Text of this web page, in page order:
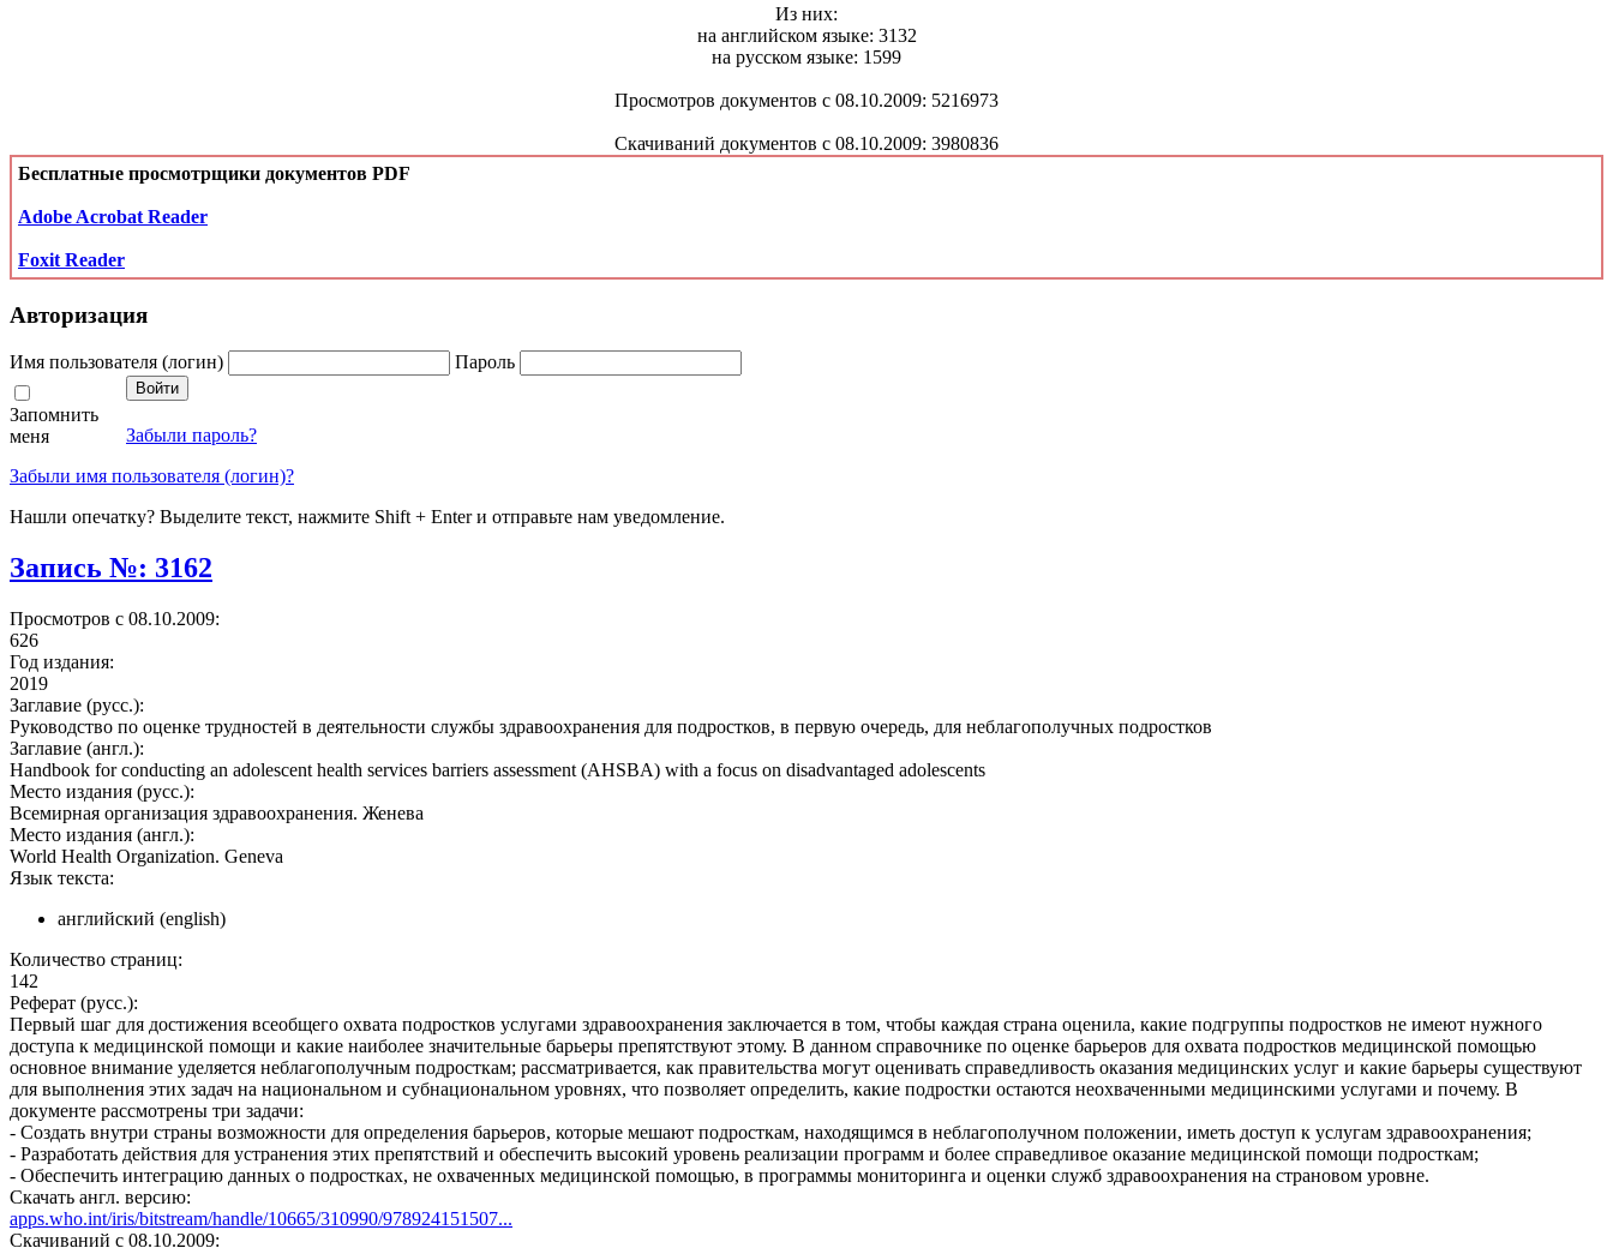
Из них:
на английском языке: 3132
на русском языке: 1599
Просмотров документов с 08.10.2009: 5216973
Скачиваний документов с 08.10.2009: 3980836
Бесплатные просмотрщики документов PDF
Adobe Acrobat Reader
Foxit Reader
Авторизация
Имя пользователя (логин) Пароль
Запомнить
меня
Забыли пароль?
Забыли имя пользователя (логин)?
Нашли опечатку? Выделите текст, нажмите Shift + Enter и отправьте нам уведомление.
Запись №: 3162
Просмотров с 08.10.2009:
626
Год издания:
2019
Заглавие (русс.):
Руководство по оценке трудностей в деятельности службы здравоохранения для подростков, в первую очередь, для неблагополучных подростков
Заглавие (англ.):
Handbook for conducting an adolescent health services barriers assessment (AHSBA) with a focus on disadvantaged adolescents
Место издания (русс.):
Всемирная организация здравоохранения. Женева
Место издания (англ.):
World Health Organization. Geneva
Язык текста:
английский (english)
Количество страниц:
142
Реферат (русс.):
Первый шаг для достижения всеобщего охвата подростков услугами здравоохранения заключается в том, чтобы каждая страна оценила, какие подгруппы подростков не имеют нужного
доступа к медицинской помощи и какие наиболее значительные барьеры препятствуют этому. В данном справочнике по оценке барьеров для охвата подростков медицинской помощью
основное внимание уделяется неблагополучным подросткам; рассматривается, как правительства могут оценивать справедливость оказания медицинских услуг и какие барьеры существуют
для выполнения этих задач на национальном и субнациональном уровнях, что позволяет определить, какие подростки остаются неохваченными медицинскими услугами и почему. В
документе рассмотрены три задачи:
- Создать внутри страны возможности для определения барьеров, которые мешают подросткам, находящимся в неблагополучном положении, иметь доступ к услугам здравоохранения;
- Разработать действия для устранения этих препятствий и обеспечить высокий уровень реализации программ и более справедливое оказание медицинской помощи подросткам;
- Обеспечить интеграцию данных о подростках, не охваченных медицинской помощью, в программы мониторинга и оценки служб здравоохранения на страновом уровне.
Скачать англ. версию:
apps.who.int/iris/bitstream/handle/10665/310990/978924151507...
Cкачиваний с 08.10.2009: